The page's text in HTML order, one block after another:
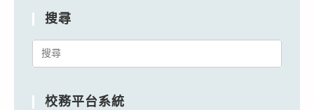
搜尋
Search
校務平台系統